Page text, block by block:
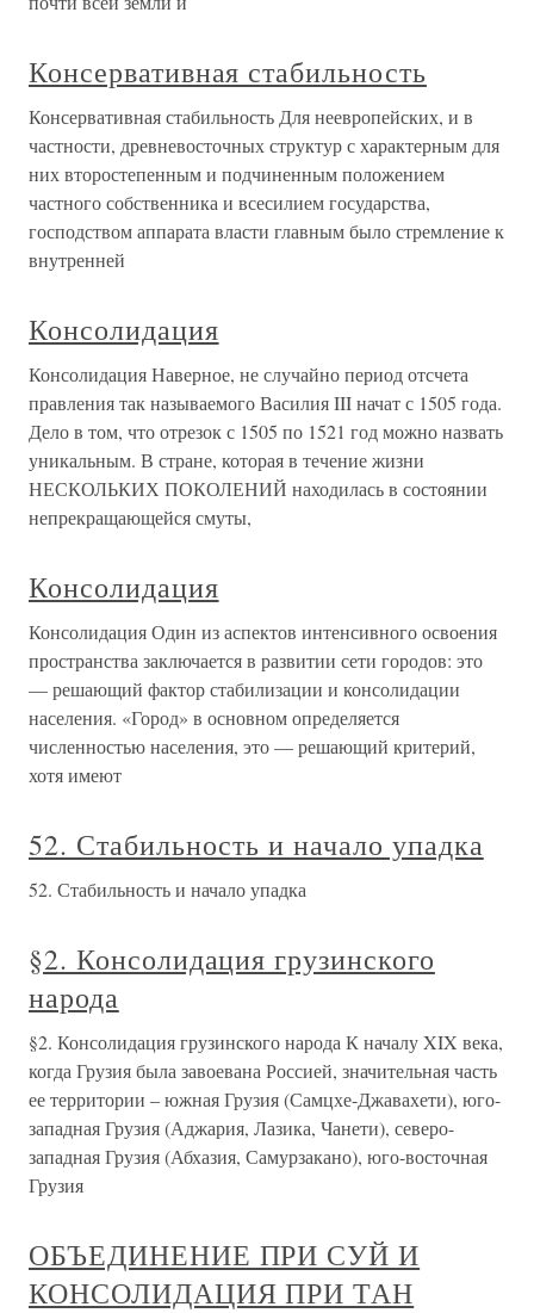
Консервативная стабильность
Консервативная стабильность Для неевропейских, и в
частности, древневосточных структур с характерным для
них второстепенным и подчиненным положением
частного собственника и всесилием государства,
господством аппарата власти главным было стремление к
внутренней
Консолидация
Консолидация Наверное, не случайно период отсчета
правления так называемого Василия III начат с 1505 года.
Дело в том, что отрезок с 1505 по 1521 год можно назвать
уникальным. В стране, которая в течение жизни
НЕСКОЛЬКИХ ПОКОЛЕНИЙ находилась в состоянии
непрекращающейся смуты,
Консолидация
Консолидация Один из аспектов интенсивного освоения
пространства заключается в развитии сети городов: это
— решающий фактор стабилизации и консолидации
населения. «Город» в основном определяется
численностью населения, это — решающий критерий,
хотя имеют
52. Стабильность и начало упадка
52. Стабильность и начало упадка
§2. Консолидация грузинского
народа
§2. Консолидация грузинского народа К началу XIX века,
когда Грузия была завоевана Россией, значительная часть
ее территории – южная Грузия (Самцхе-Джавахети), юго-
западная Грузия (Аджария, Лазика, Чанети), северо-
западная Грузия (Абхазия, Самурзакано), юго-восточная
Грузия
ОБЪЕДИНЕНИЕ ПРИ СУЙ И
КОНСОЛИДАЦИЯ ПРИ ТАН